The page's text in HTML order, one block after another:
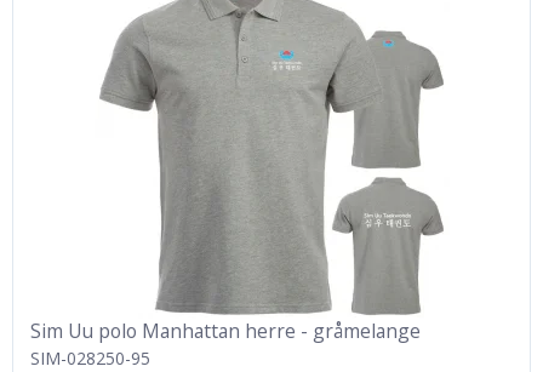
Sim Uu polo Manhattan herre - gråmelange
SIM-028250-95